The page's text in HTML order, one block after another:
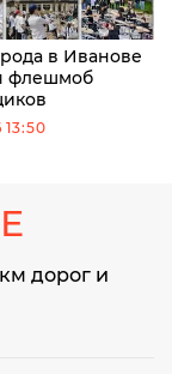
в Иванове
флешмоб
дорог и